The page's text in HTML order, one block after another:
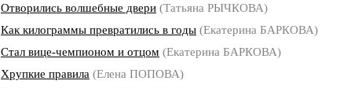
Отворились волшебные двери (Татьяна РЫЧКОВА)
Как килограммы превратились в годы (Екатерина БАРКОВА)
Стал вице-чемпионом и отцом (Екатерина БАРКОВА)
Хрупкие правила (Елена ПОПОВА)